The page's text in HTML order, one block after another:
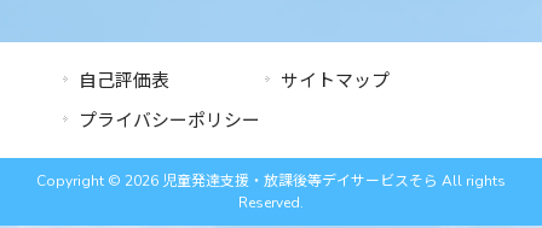
自己評価表
サイトマップ
プライバシーポリシー
Copyright © 2026 児童発達支援・放課後等デイサービスそら All rights
Reserved.